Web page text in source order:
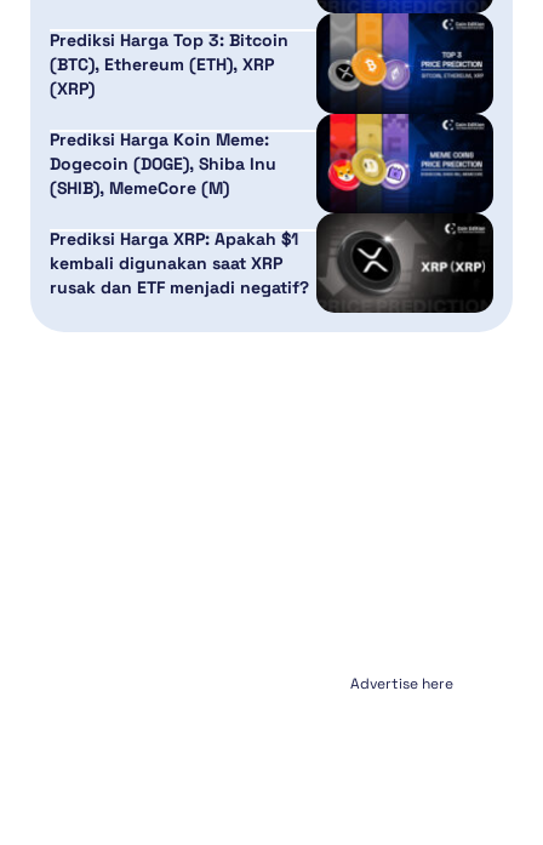
Prediksi Harga Top 3: Bitcoin
(BTC), Ethereum (ETH), XRP
(XRP)
Prediksi Harga Koin Meme:
Dogecoin (DOGE), Shiba Inu
(SHIB), MemeCore (M)
Prediksi Harga XRP: Apakah $1
kembali digunakan saat XRP
rusak dan ETF menjadi negatif?
Advertise here